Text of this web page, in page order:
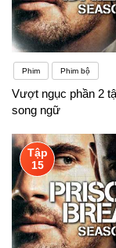
Phim Phim bộ
Vượt ngục phần 2
song ngữ
Tập
15